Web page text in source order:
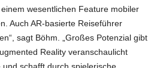
einem wesentlichen Feature mobiler
Auch AR-basierte Reiseführer
sagt Böhm. „Großes Potenzial gibt
Reality veranschaulicht